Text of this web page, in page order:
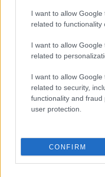
I want to allow
related to functionality
I want to allow
related to
I want to allow
related to security,
functionality and
user protection.
CONFIRM
Aktuális